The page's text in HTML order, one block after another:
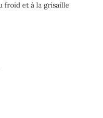
froid et à la grisaille